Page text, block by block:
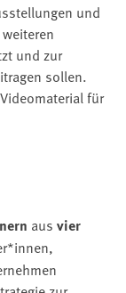
und
und zur
sollen.
für
aus vier